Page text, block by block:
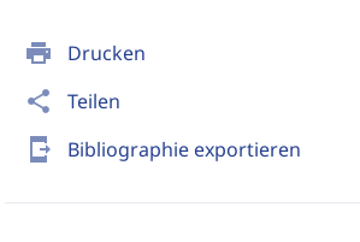
print Drucken
share Teilen
send_to_mobile Bibliographie exportieren